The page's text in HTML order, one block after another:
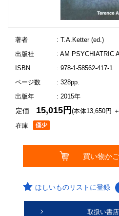
著者
: T.A.Ketter (ed.)
出版社
: AM PSYCHIATRIC
ISBN
: 978-1-58562-417-1
ページ数
: 328pp.
出版年
: 2015年
在庫
定価 15,015円(本体13,650円
ほしいものリストに登録
取扱い書